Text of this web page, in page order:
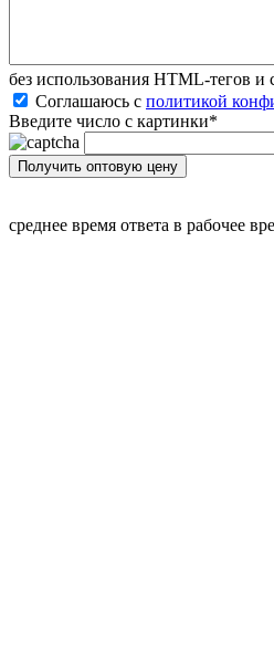
без иcпользования HTML-тегов и
Соглашаюсь с политикой
Введите число с картинки*
среднее время ответа в рабочее